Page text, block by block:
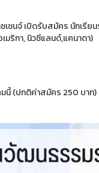
ชนจ์ เปิดรับสมัคร นักเรีย
มริกา, นิวซีแลนด์,แคนาดา)
นี้ (ปกติค่าสมัคร 250 บาท)